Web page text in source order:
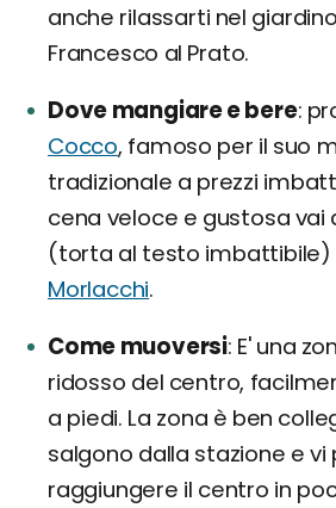
anche rilassarti nel
Francesco al Prato.
Dove mangiare e bere
Cocco, famoso per il suo
tradizionale a prezzi
cena veloce e gustosa vai
(torta al testo imbattibile)
Morlacchi.
Come muoversi E' una
ridosso del centro,
a piedi. La zona è ben
salgono dalla stazione e
raggiungere il centro in